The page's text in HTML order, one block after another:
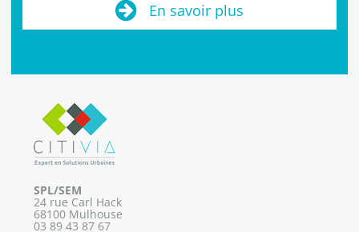
En savoir plus
SPL/SEM
24 rue Carl Hack
68100 Mulhouse
03 89 43 87 67